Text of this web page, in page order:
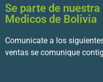
Se parte de
Medicos de Bolivia
Comunicate a los
ventas se comunique